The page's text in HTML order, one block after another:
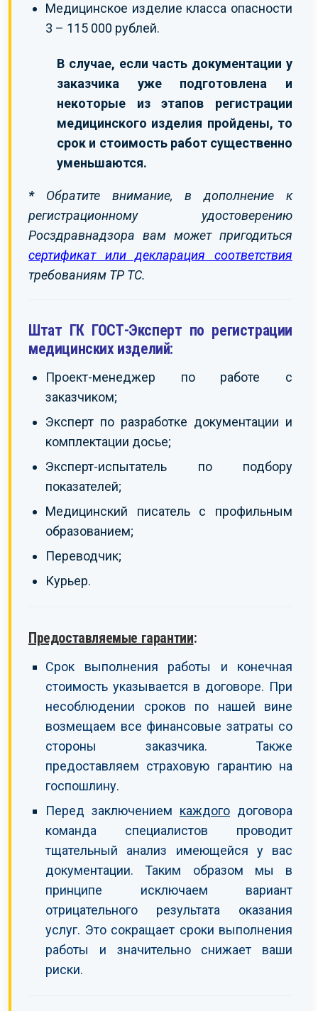
Медицинское изделие класса опасности
3 – 115 000 рублей.
В случае, если часть документации у
заказчика уже подготовлена и
некоторые из этапов регистрации
медицинского изделия пройдены, то
срок и стоимость работ существенно
уменьшаются.
*Обратите внимание, в дополнение к
регистрационному удостоверению
Росздравнадзора вам может пригодиться
сертификат или декларация соответствия
требованиям ТР ТС.
Штат ГК ГОСТ-Эксперт по регистрации
медицинских изделий:
Проект-менеджер по работе с
заказчиком;
Эксперт по разработке документации и
комплектации досье;
Эксперт-испытатель по подбору
показателей;
Медицинский писатель с профильным
образованием;
Переводчик;
Курьер.
Предоставляемые гарантии:
Срок выполнения работы и конечная
стоимость указывается в договоре. При
несоблюдении сроков по нашей вине
возмещаем все финансовые затраты со
стороны заказчика. Также
предоставляем страховую гарантию на
госпошлину.
Перед заключением каждого договора
команда специалистов проводит
тщательный анализ имеющейся у вас
документации. Таким образом мы в
принципе исключаем вариант
отрицательного результата оказания
услуг. Это сокращает сроки выполнения
работы и значительно снижает ваши
риски.